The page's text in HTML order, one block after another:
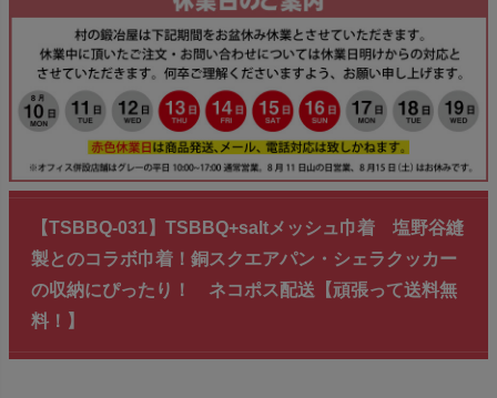
【TSBBQ-031】TSBBQ+saltメッシュ巾着 塩野谷縫
製とのコラボ巾着！銅スクエアパン・シェラクッカー
の収納にぴったり！ ネコポス配送【頑張って送料無
料！】